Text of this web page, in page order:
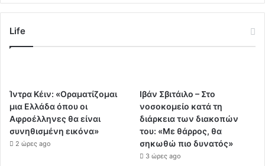
Life
Ίντρα Κέιν: «Οραματίζομαι
μια Ελλάδα όπου οι
Αφροέλληνες θα είναι
συνηθισμένη εικόνα»
2 ώρες ago
Ιβάν Σβιτάιλο – Στο
νοσοκομείο κατά τη
διάρκεια των διακοπών
του: «Με θάρρος, θα
σηκωθώ πιο δυνατός»
3 ώρες ago